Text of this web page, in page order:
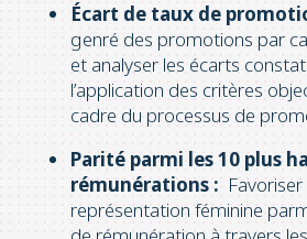
Écart de taux de
genré des promotions par
et analyser les écarts
l’application des critères
cadre du processus de
Parité parmi les 10 plus
rémunérations :
représentation féminine